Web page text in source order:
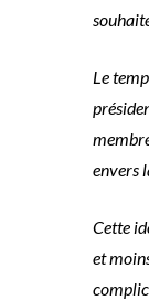
Le
envers
Cette
et